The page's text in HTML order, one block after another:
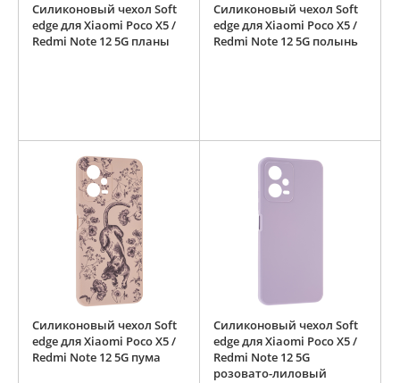
Силиконовый чехол Soft
edge для Xiaomi Poco X5 /
Redmi Note 12 5G планы
Силиконовый чехол Soft
edge для Xiaomi Poco X5 /
Redmi Note 12 5G полынь
Силиконовый чехол Soft
edge для Xiaomi Poco X5 /
Redmi Note 12 5G пума
Силиконовый чехол Soft
edge для Xiaomi Poco X5 /
Redmi Note 12 5G
розовато-лиловый